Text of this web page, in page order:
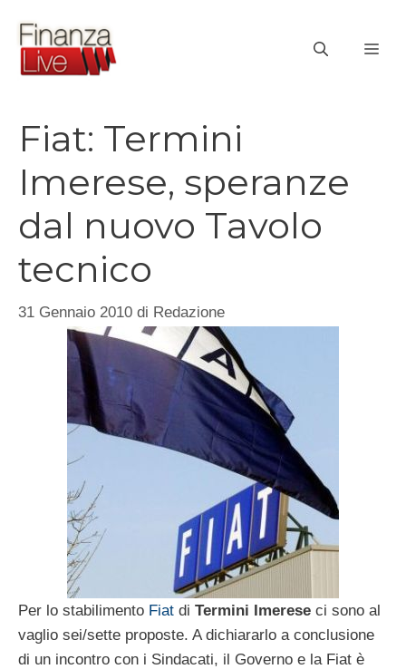
contenuto
Fiat: Termini
Imerese, speranze
dal nuovo Tavolo
tecnico
31 Gennaio 2010 di Redazione
Per lo stabilimento Fiat di Termini Imerese ci sono al
vaglio sei/sette proposte. A dichiararlo a conclusione
di un incontro con i Sindacati, il Governo e la Fiat è